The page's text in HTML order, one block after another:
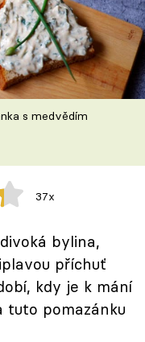
s medvědím
37x
bylina,
příchuť
kdy je k mání
pomazánku